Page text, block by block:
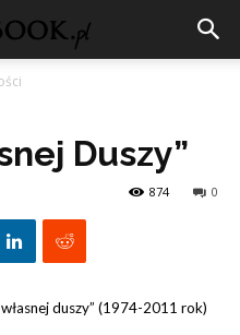
Duszy”
0
874
duszy” (1974-2011 rok)